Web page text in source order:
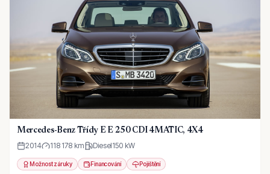
Mercedes-Benz Třídy E E 250 CDI 4MATIC, 4X4
2014 118 178 km Diesel150 kW
Možnost záruky Financování Pojištění